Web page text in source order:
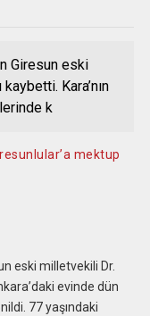
Giresun eski
Kara’nın
k
mektup
eski milletvekili Dr.
evinde dün
77 yaşındaki